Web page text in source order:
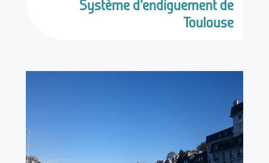
Système d'endiguement de
Toulouse